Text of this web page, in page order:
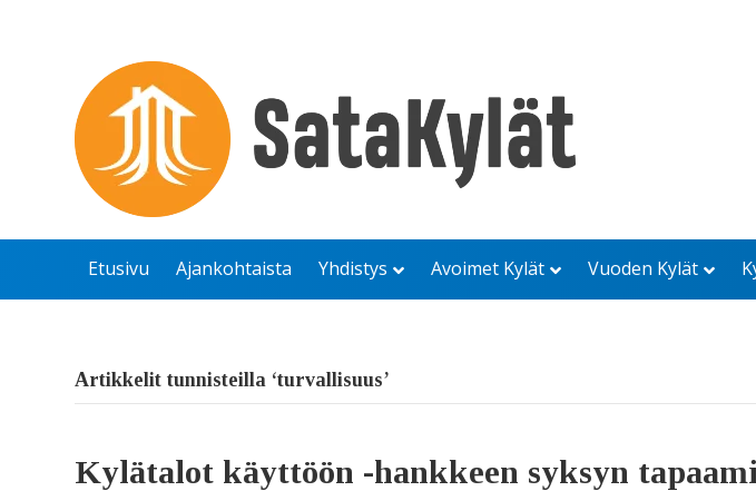
Etusivu Ajankohtaista Yhdistys Avoimet Kylät Vuoden Kylät
Artikkelit tunnisteilla ‘turvallisuus’
Kylätalot käyttöön -hankkeen syksyn